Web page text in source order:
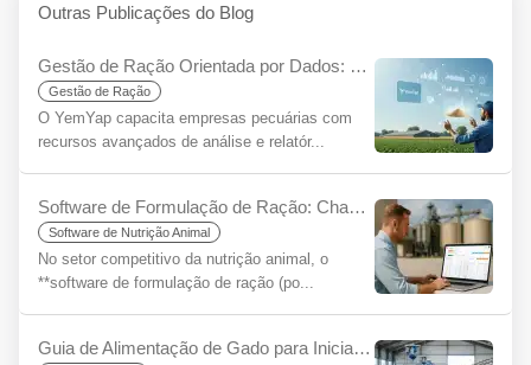
Outras Publicações do Blog
Gestão de Ração Orientada por Dados: Tome Decisões Mais Informadas, Aumente Sua Sustentabilidade com YemYap
Gestão de Ração
O YemYap capacita empresas pecuárias com
recursos avançados de análise e relatór...
Software de Formulação de Ração: Chave para Eficiência e Rentabilidade
Software de Nutrição Animal
No setor competitivo da nutrição animal, o
**software de formulação de ração (po...
Guia de Alimentação de Gado para Iniciantes